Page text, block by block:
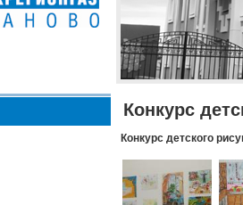
Конкурс
Конкурс детского